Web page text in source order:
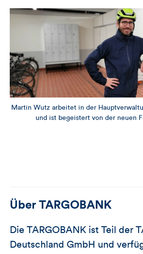
Martin Wutz arbeitet in der
und ist begeistert von der neuen
Über TARGOBANK
Die TARGOBANK ist Teil der
Deutschland GmbH und